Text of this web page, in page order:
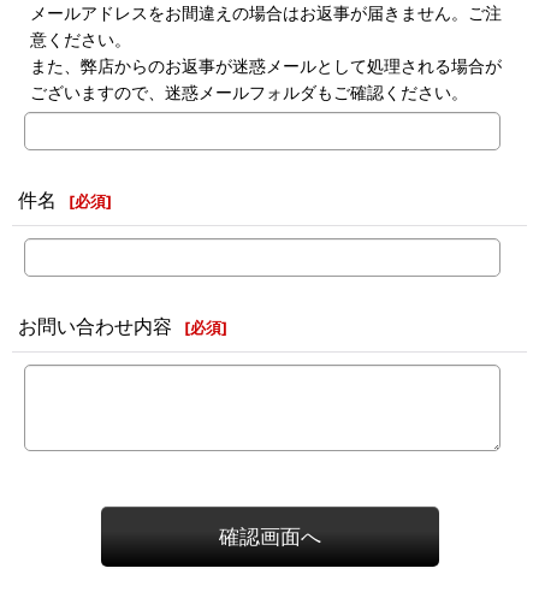
メールアドレスをお間違えの場合はお返事が届きません。ご注
意ください。
また、弊店からのお返事が迷惑メールとして処理される場合が
ございますので、迷惑メールフォルダもご確認ください。
件名 [必須]
お問い合わせ内容 [必須]
確認画面へ